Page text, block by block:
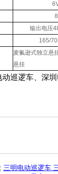
输出电压
165/
麦氟逊式独立悬
悬挂
巡逻车、深